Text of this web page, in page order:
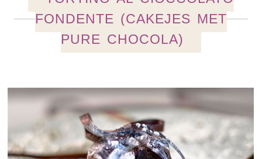
FONDENTE (CAKEJES MET
PURE CHOCOLA)